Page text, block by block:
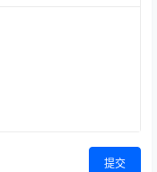
提交